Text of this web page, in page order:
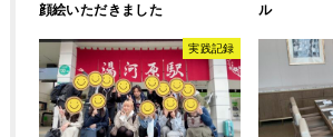
顔絵いただきました
ル
実践記録